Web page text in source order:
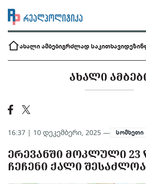
ახალი ამბებიგრძლად საკითხავი
ᲐᲮᲐᲚᲘ
16:37 | 10 დეკემბერი, 2025 — სომხეთი
ᲔᲠᲔᲕᲐᲜᲨᲘ ᲛᲝᲙᲚᲣᲚᲘ 23
ᲩᲔᲩᲔᲜᲘ ᲥᲐᲚᲘ